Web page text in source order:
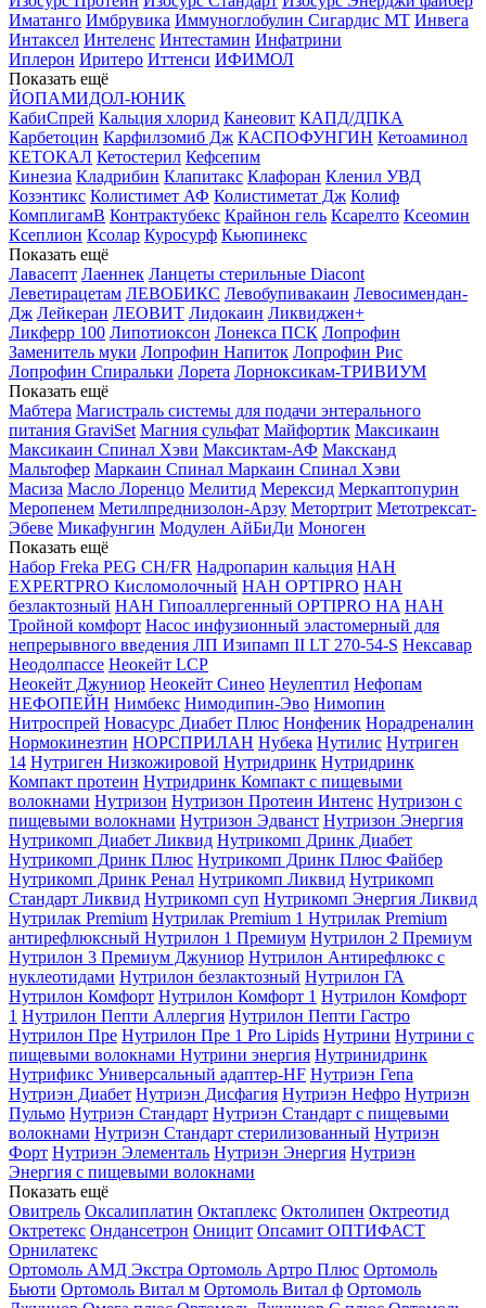
Иматанго Имбрувика Иммуноглобулин Сигардис МТ Инвега
Интаксел Интеленс Интестамин Инфатрини
Иплерон Иритеро Иттенси ИФИМОЛ
Показать ещё
ЙОПАМИДОЛ-ЮНИК
КабиСпрей Кальция хлорид Канеовит КАПД/ДПКА
Карбетоцин Карфилзомиб Дж КАСПОФУНГИН Кетоаминол
КЕТОКАЛ Кетостерил Кефсепим
Кинезиа Кладрибин Клапитакс Клафоран Кленил УВД
Козэнтикс Колистимет АФ Колистиметат Дж Колиф
КомплигамВ Контрактубекс Крайнон гель Ксарелто Ксеомин
Ксеплион Ксолар Куросурф Кьюпинекс
Показать ещё
Лавасепт Лаеннек Ланцеты стерильные Diacont
Леветирацетам ЛЕВОБИКС Левобупивакаин Левосимендан-
Дж Лейкеран ЛЕОВИТ Лидокаин Ликвиджен+
Ликферр 100 Липотиоксон Лонекса ПСК Лопрофин
Заменитель муки Лопрофин Напиток Лопрофин Рис
Лопрофин Спиральки Лорета Лорноксикам-ТРИВИУМ
Показать ещё
Мабтера Магистраль системы для подачи энтерального
питания GraviSet Магния сульфат Майфортик Максикаин
Максикаин Спинал Хэви Максиктам-АФ Максканд
Мальтофер Маркаин Спинал Маркаин Спинал Хэви
Масиза Масло Лоренцо Мелитид Мерексид Меркаптопурин
Меропенем Метилпреднизолон-Арзу Метортрит Метотрексат-
Эбеве Микафунгин Модулен АйБиДи Моноген
Показать ещё
Набор Freka PEG CH/FR Надропарин кальция НАН
EXPERTPRO Кисломолочный НАН OPTIPRO НАН
безлактозный НАН Гипоаллергенный OPTIPRO HA НАН
Тройной комфорт Насос инфузионный эластомерный для
непрерывного введения ЛП Изипамп II LT 270-54-S Нексавар
Неодолпассе Неокейт LCP
Неокейт Джуниор Неокейт Синео Неулептил Нефопам
НЕФОПЕЙН Нимбекс Нимодипин-Эво Нимопин
Нитроспрей Новасурс Диабет Плюс Нонфеник Норадреналин
Нормокинезтин НОРСПРИЛАН Нубека Нутилис Нутриген
14 Нутриген Низкожировой Нутридринк Нутридринк
Компакт протеин Нутридринк Компакт с пищевыми
волокнами Нутризон Нутризон Протеин Интенс Нутризон с
пищевыми волокнами Нутризон Эдванст Нутризон Энергия
Нутрикомп Диабет Ликвид Нутрикомп Дринк Диабет
Нутрикомп Дринк Плюс Нутрикомп Дринк Плюс Файбер
Нутрикомп Дринк Ренал Нутрикомп Ликвид Нутрикомп
Стандарт Ликвид Нутрикомп суп Нутрикомп Энергия Ликвид
Нутрилак Premium Нутрилак Premium 1 Нутрилак Premium
антирефлюксный Нутрилон 1 Премиум Нутрилон 2 Премиум
Нутрилон 3 Премиум Джуниор Нутрилон Антирефлюкс с
нуклеотидами Нутрилон безлактозный Нутрилон ГА
Нутрилон Комфорт Нутрилон Комфорт 1 Нутрилон Комфорт
1 Нутрилон Пепти Аллергия Нутрилон Пепти Гастро
Нутрилон Пре Нутрилон Пре 1 Pro Lipids Нутрини Нутрини с
пищевыми волокнами Нутрини энергия Нутринидринк
Нутрификс Универсальный адаптер-HF Нутриэн Гепа
Нутриэн Диабет Нутриэн Дисфагия Нутриэн Нефро Нутриэн
Пульмо Нутриэн Стандарт Нутриэн Стандарт с пищевыми
волокнами Нутриэн Стандарт стерилизованный Нутриэн
Форт Нутриэн Элементаль Нутриэн Энергия Нутриэн
Энергия с пищевыми волокнами
Показать ещё
Овитрель Оксалиплатин Октаплекс Октолипен Октреотид
Октретекс Ондансетрон Оницит Опсамит ОПТИФАСТ
Орнилатекс
Ортомоль АМД Экстра Ортомоль Артро Плюс Ортомоль
Бьюти Ортомоль Витал м Ортомоль Витал ф Ортомоль